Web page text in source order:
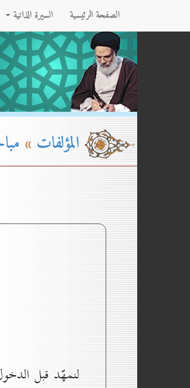
الصفحة الرئيسية السيرة الذاتية
المؤلفات»
لنمهّد قبل